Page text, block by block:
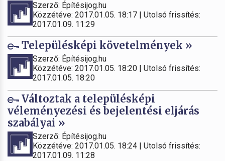
Szerző: Építésijog.hu
Közzétéve: 2017.01.05. 18:17 | Utolsó frissítés:
2017.01.09. 11:29
Településképi követelmények »
Szerző: Építésijog.hu
Közzétéve: 2017.01.05. 18:20 | Utolsó frissítés:
2017.01.05. 18:20
Változtak a településképi
véleményezési és bejelentési eljárás
szabályai »
Szerző: Építésijog.hu
Közzétéve: 2017.01.05. 18:24 | Utolsó frissítés:
2017.01.09. 11:28